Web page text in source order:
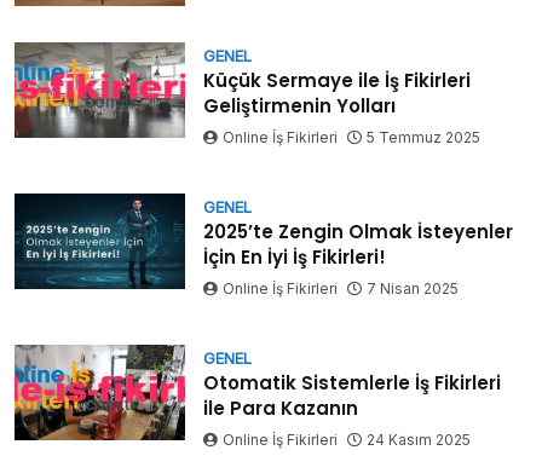
GENEL
Küçük Sermaye ile İş Fikirleri
Geliştirmenin Yolları
Online İş Fikirleri 5 Temmuz 2025
GENEL
2025’te Zengin Olmak İsteyenler
İçin En İyi İş Fikirleri!
Online İş Fikirleri 7 Nisan 2025
GENEL
Otomatik Sistemlerle İş Fikirleri
ile Para Kazanın
Online İş Fikirleri 24 Kasım 2025